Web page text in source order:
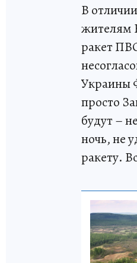
В
жителям
ракет
Украины
просто
будут –
ночь, не
ракету.